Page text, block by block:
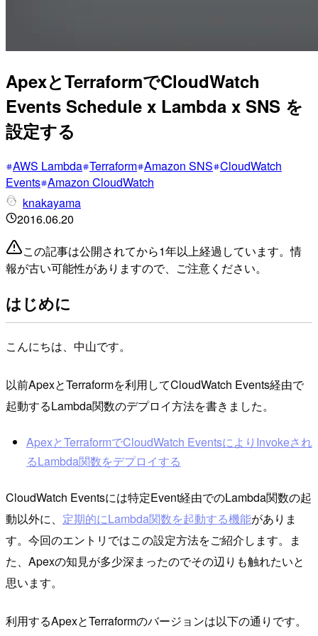
ApexとTerraformでCloudWatch
Events Schedule x Lambda x SNS を
設定する
AWS Lambda Terraform Amazon SNS CloudWatch
Events Amazon CloudWatch
knakayama
2016.06.20
この記事は公開されてから1年以上経過しています。情
報が古い可能性がありますので、ご注意ください。
はじめに
こんにちは、中山です。
以前ApexとTerraformを利用してCloudWatch Events経由で
起動するLambda関数のデプロイ方法を書きました。
ApexとTerraformでCloudWatch EventsによりInvokeされ
るLambda関数をデプロイする
CloudWatch Eventsには特定Event経由でのLambda関数の起
動以外に、 定期的にLambda関数を起動する機能がありま
す。今回のエントリではこの設定方法をご紹介します。ま
た、Apexの知見が多少深まったのでその辺りも触れたいと
思います。
利用するApexとTerraformのバージョンは以下の通りです。